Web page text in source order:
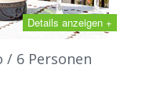
Details anzeigen +
/ 6 Personen